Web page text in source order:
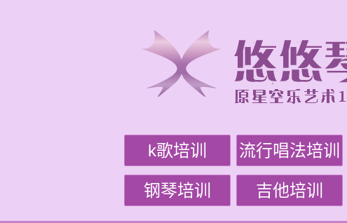
k歌培训 流行唱法培训
钢琴培训 吉他培训